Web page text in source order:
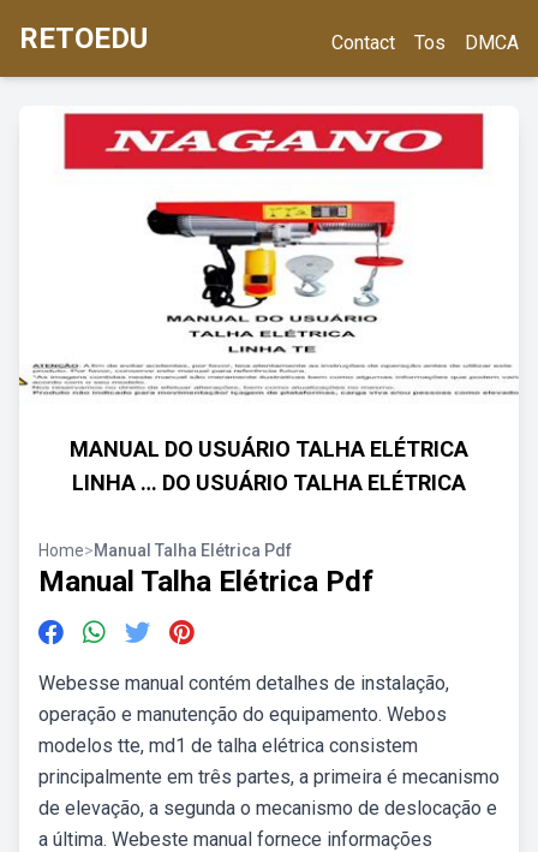
RETOEDU Contact Tos DMCA
MANUAL DO USUÁRIO TALHA ELÉTRICA
LINHA … DO USUÁRIO TALHA ELÉTRICA
Home>Manual Talha Elétrica Pdf
Manual Talha Elétrica Pdf
Webesse manual contém detalhes de instalação,
operação e manutenção do equipamento. Webos
modelos tte, md1 de talha elétrica consistem
principalmente em três partes, a primeira é mecanismo
de elevação, a segunda o mecanismo de deslocação e
a última. Webeste manual fornece informações